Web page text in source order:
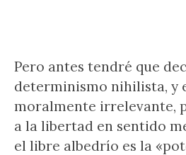
Pero antes tendré que
determinismo nihilista, y
moralmente irrelevante,
a la libertad en sentido
el libre albedrío es la